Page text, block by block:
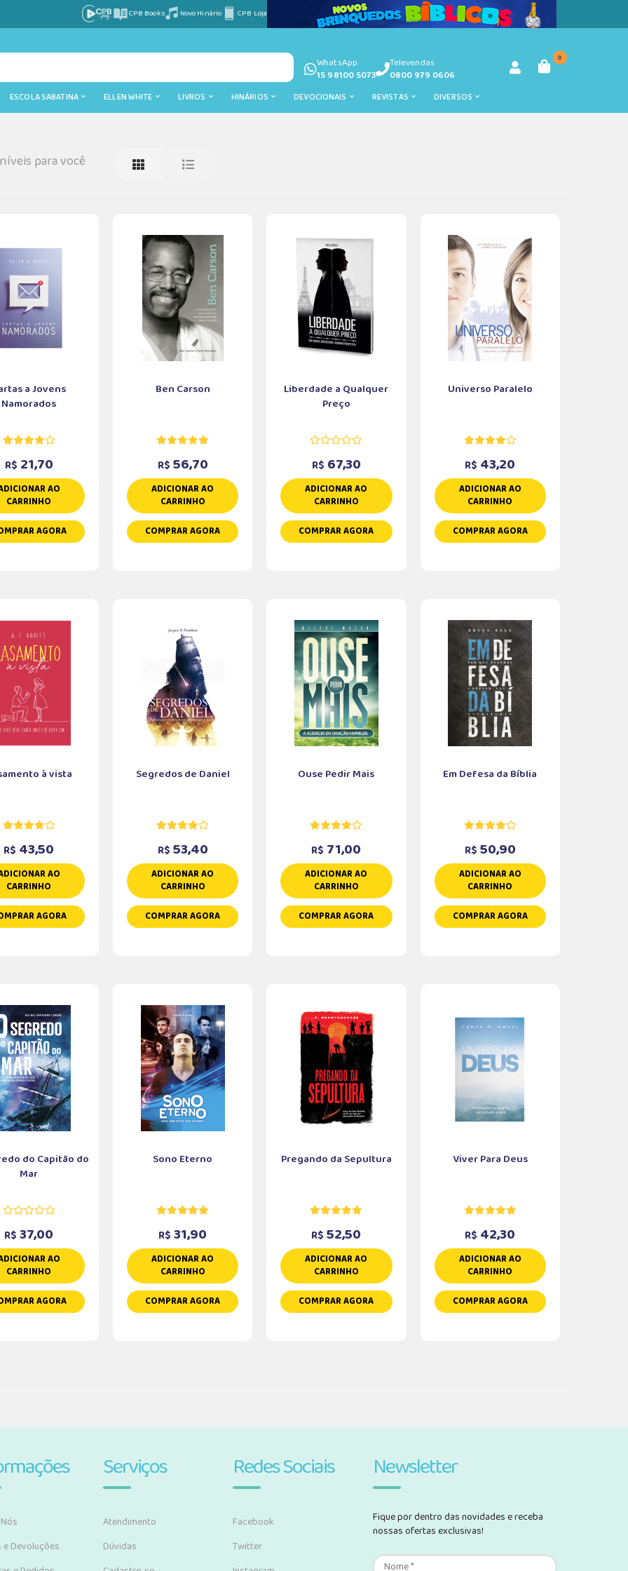
CPB Books Novo Hinário CPB Loja
WhatsApp
15 98100 5073
Televendas
0800 979 0606
0
ESCOLA SABATINA ELLEN WHITE LIVROS HINÁRIOS DEVOCIONAIS REVISTAS DIVERSOS
para você
a Jovens
Namorados
R$ 21,70
AO
CARRINHO
AGORA
Ben Carson
R$ 56,70
ADICIONAR AO
CARRINHO
COMPRAR AGORA
Liberdade a Qualquer
Preço
R$ 67,30
ADICIONAR AO
CARRINHO
COMPRAR AGORA
Universo Paralelo
R$ 43,20
ADICIONAR AO
CARRINHO
COMPRAR AGORA
à vista
R$ 43,50
AO
CARRINHO
AGORA
Segredos de Daniel
R$ 53,40
ADICIONAR AO
CARRINHO
COMPRAR AGORA
Ouse Pedir Mais
R$ 71,00
ADICIONAR AO
CARRINHO
COMPRAR AGORA
Em Defesa da Bíblia
R$ 50,90
ADICIONAR AO
CARRINHO
COMPRAR AGORA
do Capitão do
Mar
R$ 37,00
AO
CARRINHO
AGORA
Sono Eterno
R$ 31,90
ADICIONAR AO
CARRINHO
COMPRAR AGORA
Pregando da Sepultura
R$ 52,50
ADICIONAR AO
CARRINHO
COMPRAR AGORA
Viver Para Deus
R$ 42,30
ADICIONAR AO
CARRINHO
COMPRAR AGORA
e Devoluções
Serviços
Atendimento
Dúvidas
Redes Sociais
Facebook
Twitter
Newsletter
Fique por dentro das novidades e receba
nossas ofertas exclusivas!